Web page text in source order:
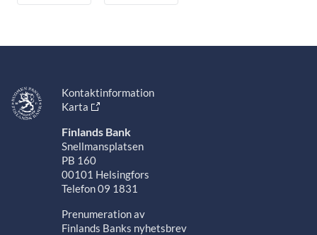
Kontaktinformation
Karta
Finlands Bank
Snellmansplatsen
PB 160
00101 Helsingfors
Telefon 09 1831
Prenumeration av
Finlands Banks nyhetsbrev